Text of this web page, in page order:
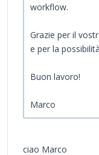
workflow.
Grazie per il
e per la
Buon lavoro!
Marco
ciao Marco